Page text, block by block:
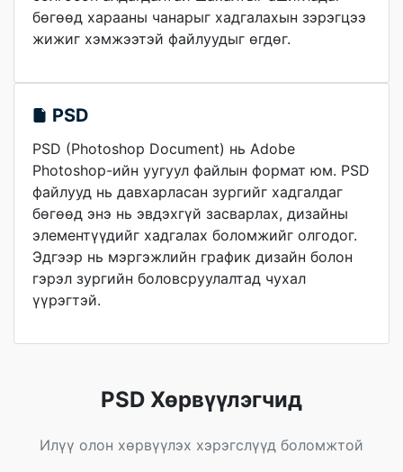
бөгөөд харааны чанарыг хадгалахын зэрэгцээ
жижиг хэмжээтэй файлуудыг өгдөг.
PSD
PSD (Photoshop Document) нь Adobe
Photoshop-ийн уугуул файлын формат юм. PSD
файлууд нь давхарласан зургийг хадгалдаг
бөгөөд энэ нь эвдэхгүй засварлах, дизайны
элементүүдийг хадгалах боломжийг олгодог.
Эдгээр нь мэргэжлийн график дизайн болон
гэрэл зургийн боловсруулалтад чухал
үүрэгтэй.
PSD Хөрвүүлэгчид
Илүү олон хөрвүүлэх хэрэгслүүд боломжтой